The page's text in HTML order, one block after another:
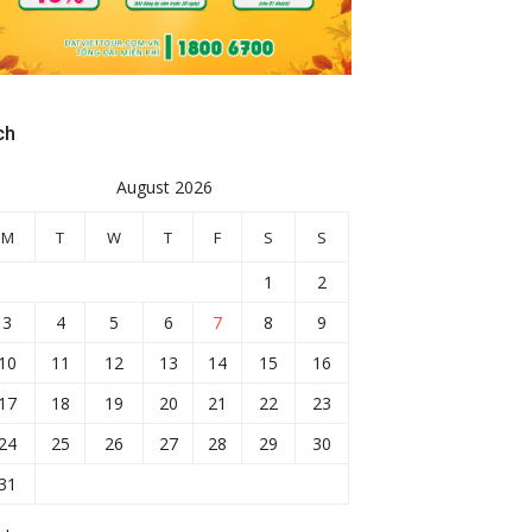
August 2026
M T W T F S S
1
2
3
4 5 6 7 8
9
11 12 13 14 15
16
18 19 20 21 22
23
25 26 27 28 29
30